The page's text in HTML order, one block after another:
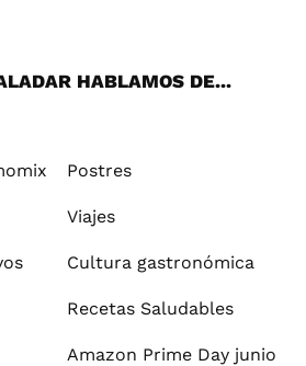
HABLAMOS DE...
Postres
Viajes
Cultura gastronómica
Recetas Saludables
Amazon Prime Day junio